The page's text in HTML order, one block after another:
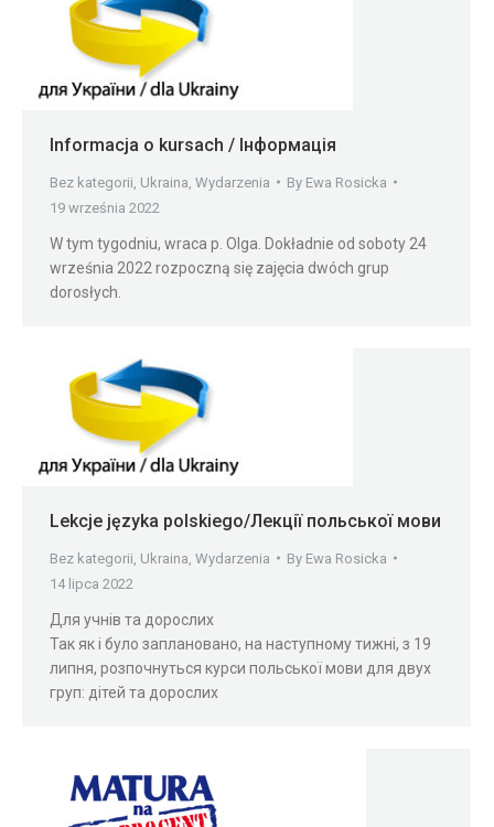
Informacja o kursach / Інформація
Bez kategorii Ukraina Wydarzenia By Ewa Rosicka
19 września 2022
W tym tygodniu, wraca p. Olga. Dokładnie od soboty 24
września 2022 rozpoczną się zajęcia dwóch grup
dorosłych.
Lekcje języka polskiego/Лекції польської мови
Bez kategorii Ukraina Wydarzenia By Ewa Rosicka
14 lipca 2022
Для учнів та дорослих
Так як і було заплановано, на наступному тижні, з 19
липня, розпочнуться курси польської мови для двух
груп: дітей та дорослих